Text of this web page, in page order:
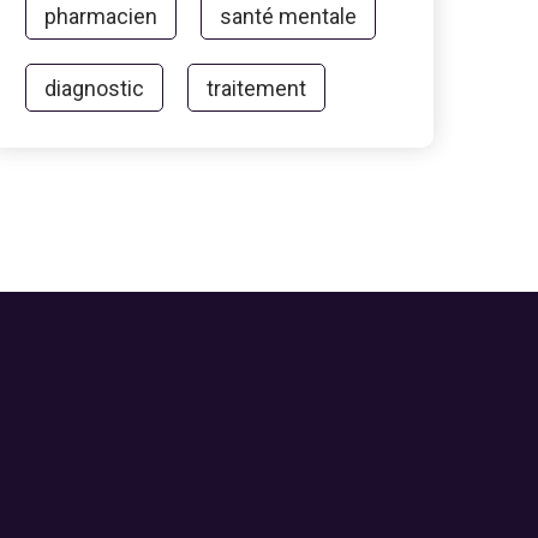
pharmacien santé mentale
diagnostic traitement